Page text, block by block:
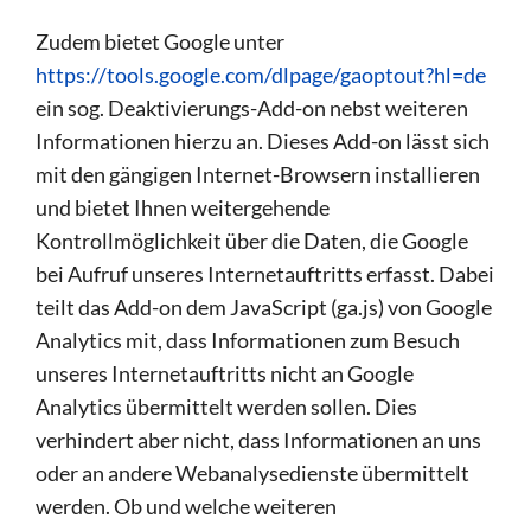
Zudem bietet Google unter
https://tools.google.com/dlpage/gaoptout?hl=de
ein sog. Deaktivierungs-Add-on nebst weiteren
Informationen hierzu an. Dieses Add-on lässt sich
mit den gängigen Internet-Browsern installieren
und bietet Ihnen weitergehende
Kontrollmöglichkeit über die Daten, die Google
bei Aufruf unseres Internetauftritts erfasst. Dabei
teilt das Add-on dem JavaScript (ga.js) von Google
Analytics mit, dass Informationen zum Besuch
unseres Internetauftritts nicht an Google
Analytics übermittelt werden sollen. Dies
verhindert aber nicht, dass Informationen an uns
oder an andere Webanalysedienste übermittelt
werden. Ob und welche weiteren